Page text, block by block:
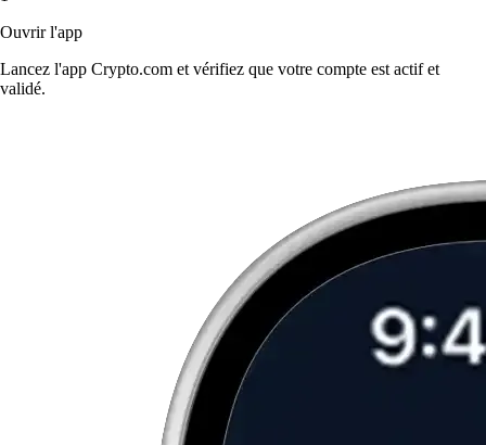
Ouvrir l'app
Lancez l'app Crypto.com et vérifiez que votre compte est actif et
validé.